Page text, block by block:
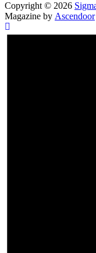
Copyright © 2026
Magazine by Ascendoor